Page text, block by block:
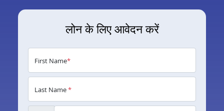
लोन के लिए आवेदन करें
First Name*
Last Name*